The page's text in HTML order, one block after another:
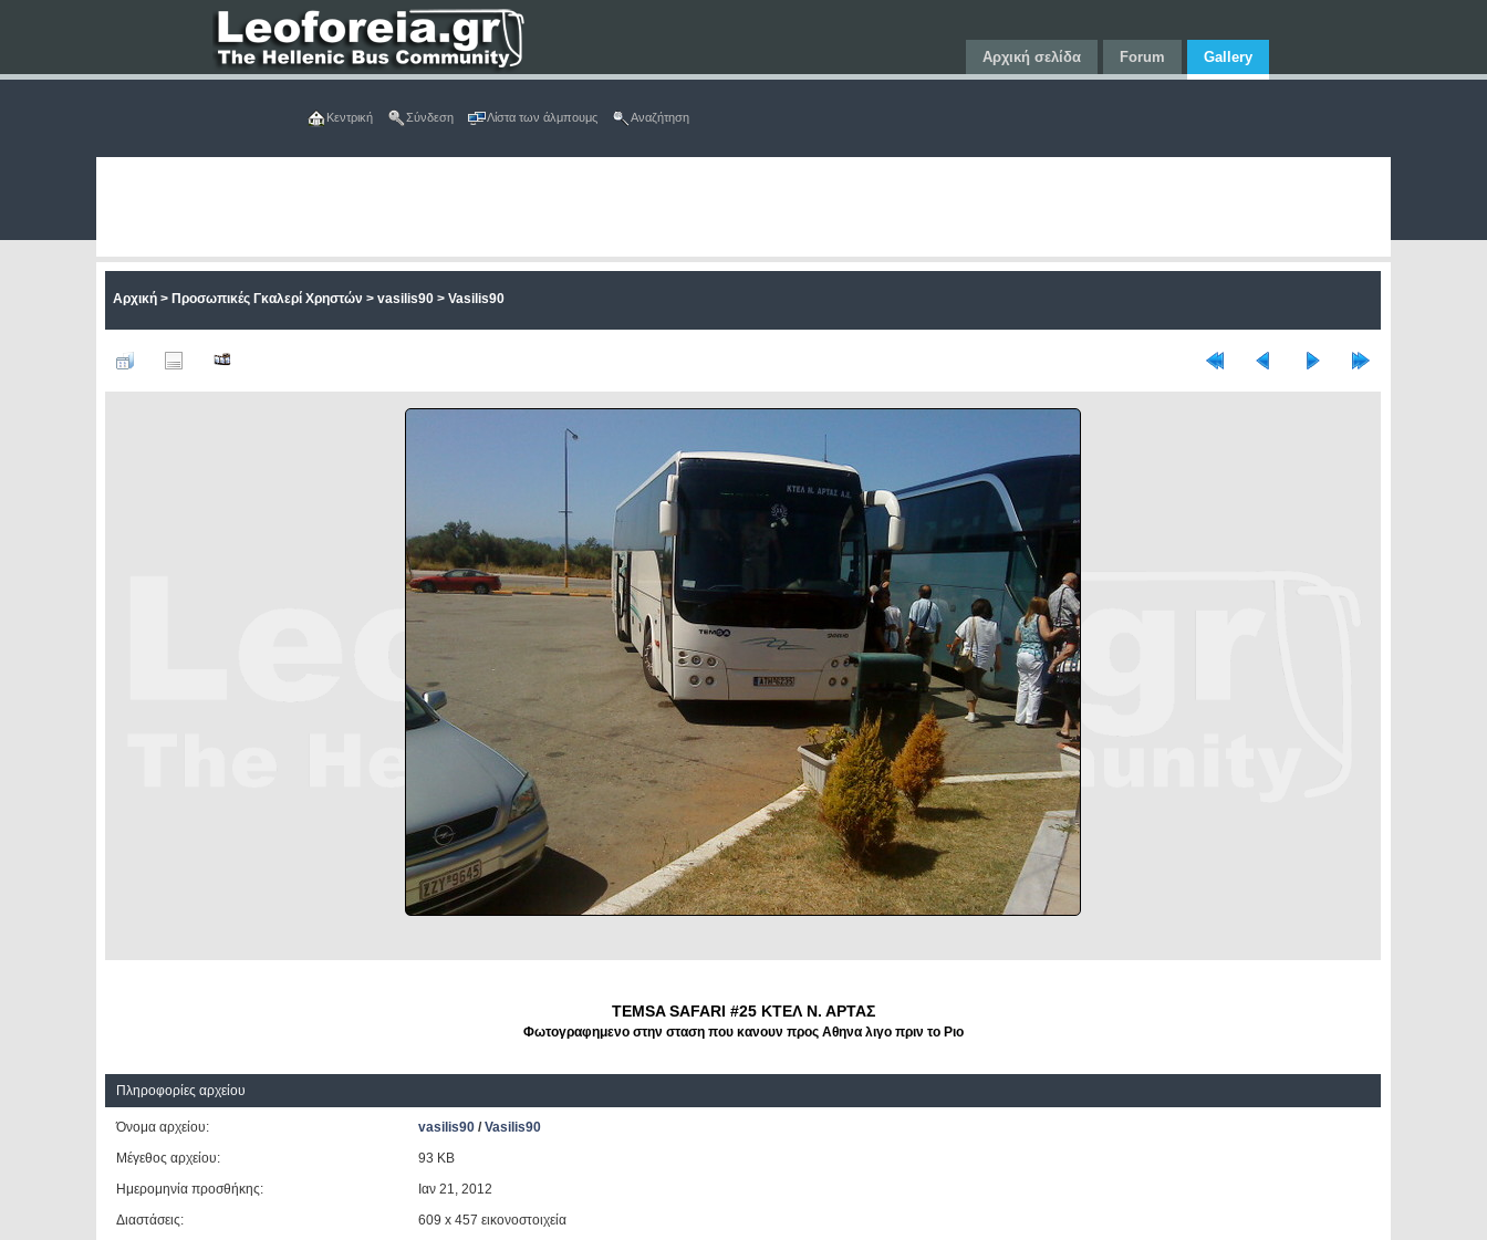
Αρχική σελίδα Forum Gallery
Κεντρική Σύνδεση Λίστα των άλμπουμς Αναζήτηση
Αρχική > Προσωπικές Γκαλερί Χρηστών >vasilis90 >Vasilis90
TEMSA SAFARI #25 KTEΛ Ν. ΑΡΤΑΣ
Φωτογραφημενο στην σταση που κανουν προς Αθηνα λιγο πριν το Ριο
Πληροφορίες αρχείου
Όνομα αρχείου: vasilis90 /Vasilis90
Μέγεθος αρχείου:
93 KB
Ημερομηνία προσθήκης:
Ιαν 21, 2012
Διαστάσεις:
609 x 457 εικονοστοιχεία